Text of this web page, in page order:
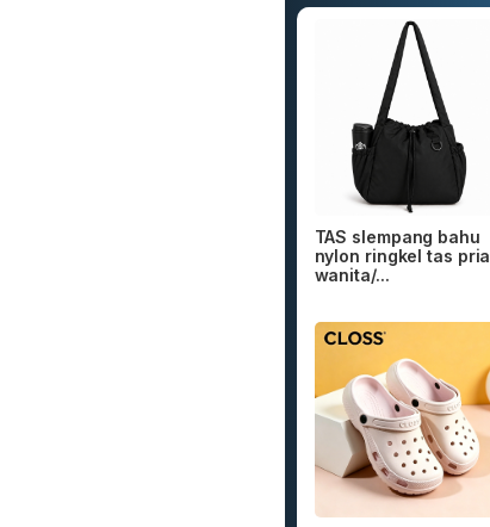
TAS slempang bahu
nylon ringkel tas pria
wanita/...